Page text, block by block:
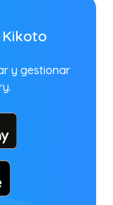
Kikoto
y gestionar